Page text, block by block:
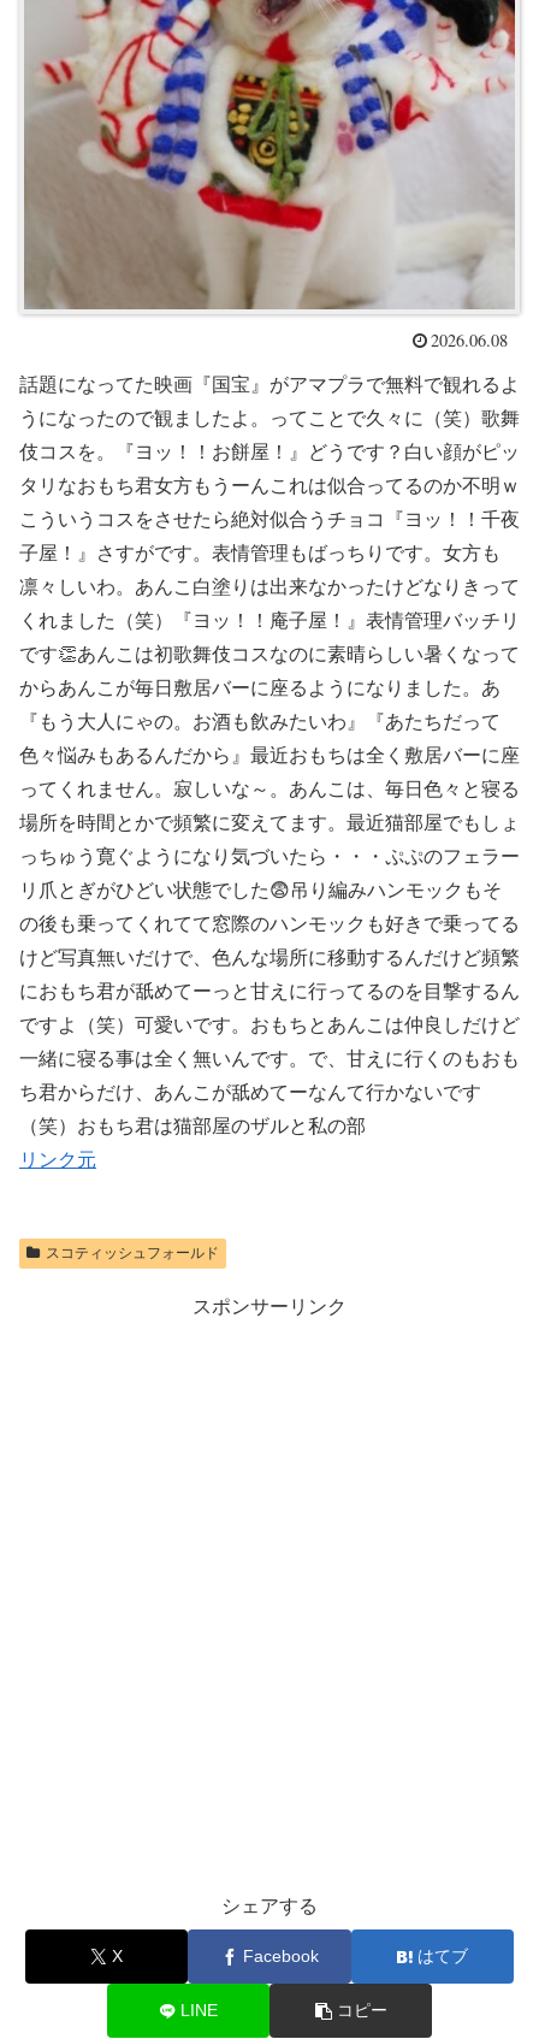
2026.06.08
話題になってた映画『国宝』がアマプラで無料で観れるよ
うになったので観ましたよ。ってことで久々に（笑）歌舞
伎コスを。『ヨッ！！お餅屋！』どうです？白い顔がピッ
タリなおもち君女方もうーんこれは似合ってるのか不明ｗ
こういうコスをさせたら絶対似合うチョコ『ヨッ！！千夜
子屋！』さすがです。表情管理もばっちりです。女方も
凛々しいわ。あんこ白塗りは出来なかったけどなりきって
くれました（笑）『ヨッ！！庵子屋！』表情管理バッチリ
です👏あんこは初歌舞伎コスなのに素晴らしい暑くなって
からあんこが毎日敷居バーに座るようになりました。あ
『もう大人にゃの。お酒も飲みたいわ』『あたちだって
色々悩みもあるんだから』最近おもちは全く敷居バーに座
ってくれません。寂しいな～。あんこは、毎日色々と寝る
場所を時間とかで頻繁に変えてます。最近猫部屋でもしょ
っちゅう寛ぐようになり気づいたら・・・ぷぷのフェラー
リ爪とぎがひどい状態でした😨吊り編みハンモックもそ
の後も乗ってくれてて窓際のハンモックも好きで乗ってる
けど写真無いだけで、色んな場所に移動するんだけど頻繁
におもち君が舐めてーっと甘えに行ってるのを目撃するん
ですよ（笑）可愛いです。おもちとあんこは仲良しだけど
一緒に寝る事は全く無いんです。で、甘えに行くのもおも
ち君からだけ、あんこが舐めてーなんて行かないです
（笑）おもち君は猫部屋のザルと私の部
リンク元
スコティッシュフォールド
スポンサーリンク
シェアする
X Facebook はてブ
LINE コピー